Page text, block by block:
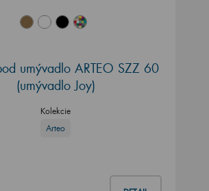
umývadlo ARTEO SZZ 60
(umývadlo Joy)
Kolekcie
Arteo